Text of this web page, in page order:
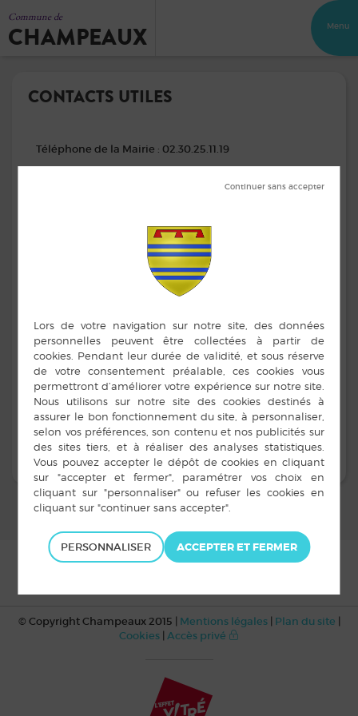
Commune de
CHAMPEAUX Menu
CONTACTS UTILES
Téléphone de la Mairie : 02.30.25.11.19
mairie@champeaux35.fr
Horaires d’ouverture du secrétariat de mairie
Mardi, jeudi et Vendredi : 9h15-12h15 / 13h30-15h45
En cas de nécessité :
Le Maire, Madame Fabienne BELLOIR :06.59.75.04.32
1er adjoint, Monsieur Jean-Pierre SIMON : 06.86.92.90.36
2ème adjointe, Madame Pascale RINNERT :06.65.79.91.47
© Copyright Champeaux 2015 | Mentions légales| Plan du site |
Cookies | Accès privé
PERSONNALISER